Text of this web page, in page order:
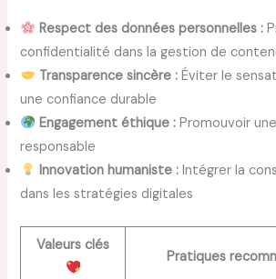
Respect des données personnelles :
confidentialité dans la gestion de
Transparence sincère : Éviter le
une confiance durable
Engagement éthique : Promouvoir
responsable
Innovation humaniste : Intégrer la
dans les stratégies digitales
Valeurs clés
Pratiques